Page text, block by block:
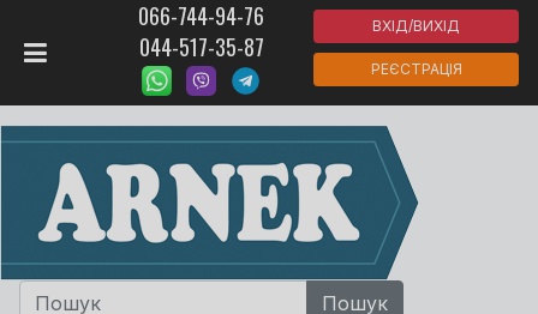
066-744-94-76
044-517-35-87
ВХІД/ВИХІД
РЕЄСТРАЦІЯ